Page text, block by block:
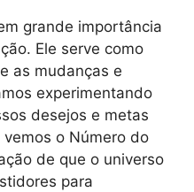
grande importância
Ele serve como
as mudanças e
experimentando
desejos e metas
o Número do
de que o universo
para